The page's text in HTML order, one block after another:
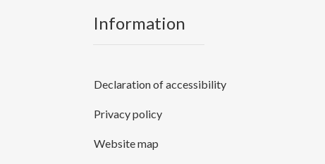
Information
Declaration of accessibility
Privacy policy
Website map